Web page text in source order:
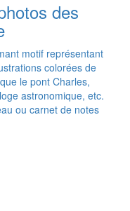
des
motif représentant
colorées de
le pont Charles,
astronomique, etc.
ou carnet de notes